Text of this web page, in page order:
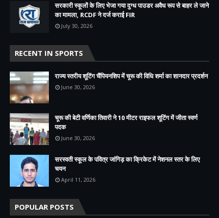
सरकारी स्कूलों के लिए भेजा गया दुग्ध पाउडर अवैध रूप से बाहर ले जाने
का मामला, RCDF ने दर्ज कराई FIR
July 30, 2026
RECENT IN SPORTS
राज्य स्तरीय शूटिंग चैंपियनशिप में चूरू की विधि शर्मा का शानदार प्रदर्शन
June 30, 2026
चूरू की बेटी वर्णिका तिवारी ने 10 मीटर राइफल शूटिंग में जीता स्वर्ण
पदक
June 30, 2026
सरस्वती स्कूल के पवित्र जांगिड़ का क्रिकेट में नेशनल स्तर के लिए
चयन
April 11, 2026
POPULAR POSTS